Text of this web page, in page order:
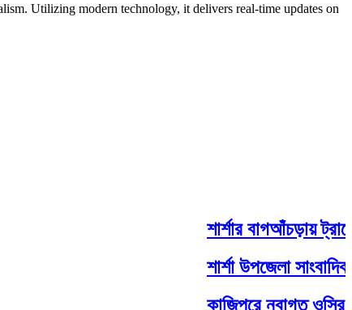
Utilizing modern technology, it delivers real-time updates on
শার্শার বাগআঁচড়ায়
শার্শা উপজেলা
কাজিপুরে নবাগত ওসির